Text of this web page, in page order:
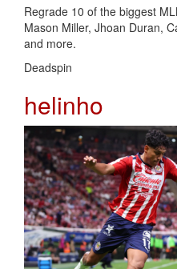
Regrade 10 of the biggest
Mason Miller, Jhoan Duran,
and more.
Deadspin
helinho